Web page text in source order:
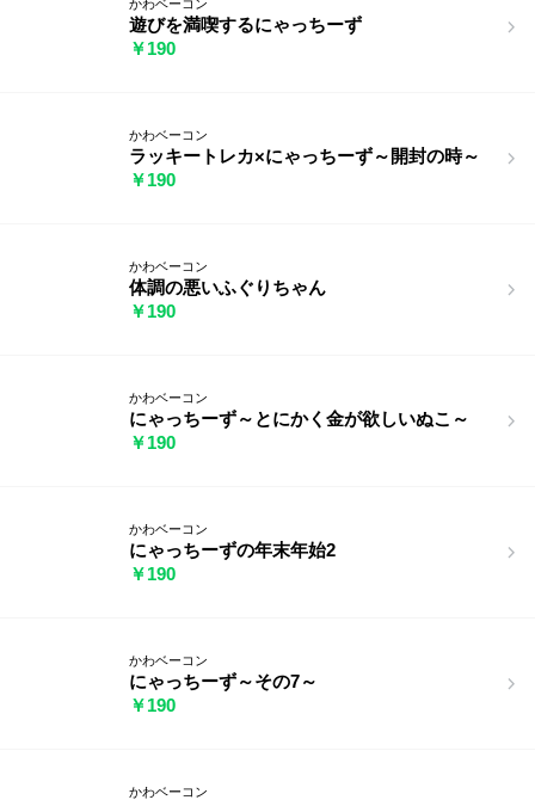
かわベーコン
遊びを満喫するにゃっちーず
￥190
かわベーコン
ラッキートレカ×にゃっちーず～開封の時～
￥190
かわベーコン
体調の悪いふぐりちゃん
￥190
かわベーコン
にゃっちーず～とにかく金が欲しいぬこ～
￥190
かわベーコン
にゃっちーずの年末年始2
￥190
かわベーコン
にゃっちーず～その7～
￥190
かわベーコン